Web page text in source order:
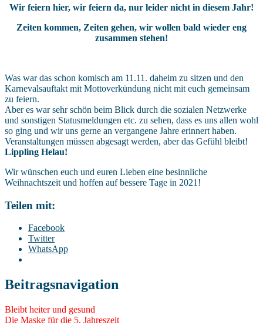
Wir feiern hier, wir feiern da, nur leider nicht in diesem Jahr!
Zeiten kommen, Zeiten gehen, wir wollen bald wieder eng
zusammen stehen!
Was war das schon komisch am 11.11. daheim zu sitzen und den
Karnevalsauftakt mit Mottoverkündung nicht mit euch gemeinsam
zu feiern.
Aber es war sehr schön beim Blick durch die sozialen Netzwerke
und sonstigen Statusmeldungen etc. zu sehen, dass es uns allen wohl
so ging und wir uns gerne an vergangene Jahre erinnert haben.
Veranstaltungen müssen abgesagt werden, aber das Gefühl bleibt!
Lippling Helau!
Wir wünschen euch und euren Lieben eine besinnliche
Weihnachtszeit und hoffen auf bessere Tage in 2021!
Teilen mit:
Facebook
Twitter
WhatsApp
Beitragsnavigation
Bleibt heiter und gesund
Die Maske für die 5. Jahreszeit